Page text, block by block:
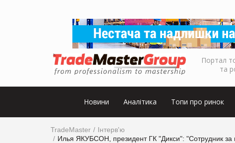
Портал
та
Новини Аналітика Топи про ринок
TradeMaster
Інтерв'ю
Илья ЯКУБСОН, президент ГК "Дикси": "Сотрудник за